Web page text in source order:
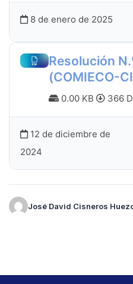
8 de enero de 2025
Resolución
(COMIECO-
0.00 KB 366
12 de diciembre de
2024
José David Cisneros